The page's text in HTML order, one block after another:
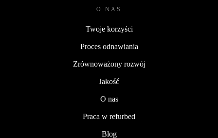
O NAS
Twoje korzyści
Proces odnawiania
Zrównoważony rozwój
Jakość
O nas
Praca w refurbed
Blog